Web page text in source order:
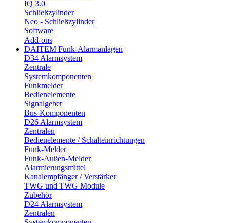
IQ 3.0
Schließzylinder
Neo - Schließzylinder
Software
Add-ons
DAITEM Funk-Alarmanlagen
D34 Alarmsystem
Zentrale
Systemkomponenten
Funkmelder
Bedienelemente
Signalgeber
Bus-Komponenten
D26 Alarmsystem
Zentralen
Bedienelemente / Schalteinrichtungen
Funk-Melder
Funk-Außen-Melder
Alarmierungsmittel
Kanalempfänger / Verstärker
TWG und TWG Module
Zubehör
D24 Alarmsystem
Zentralen